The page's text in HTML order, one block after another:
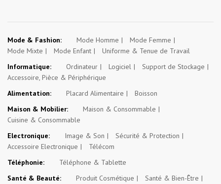
Mode & Fashion: Mode Homme
Mode Femme
Mode Mixte
Mode Enfant
Uniforme & Tenue de Travail
Informatique:
Ordinateur Logiciel
Support de Stockage
Accessoire, Pièce & Périphérique
Alimentation:
Placard Alimentaire
Boisson
Maison & Mobilier:
Maison & Consommable
Cuisine & Consommable
Electronique:
Image & Son
Sécurité & Protection
Accessoire Electronique
Télécom
Téléphonie:
Téléphone & Tablette
Santé & Beauté:
Produit Cosmétique
Santé & Bien-Être